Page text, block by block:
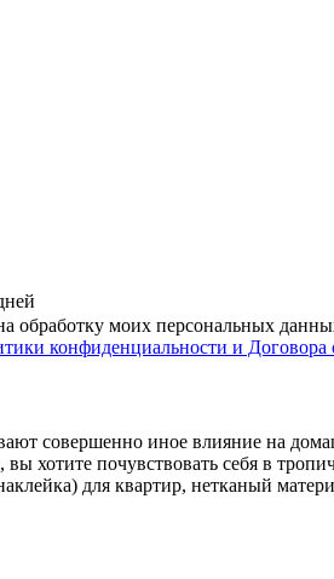
обработку моих персональных
конфиденциальности и Договора
совершенно иное влияние на
хотите почувствовать себя в
для квартир, нетканый